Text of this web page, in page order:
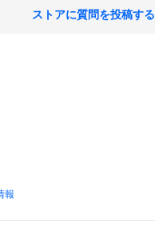
ストアに質問を投稿する
報